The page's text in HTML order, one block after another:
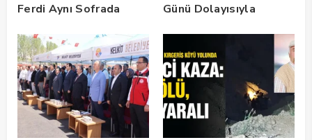
Ferdi Aynı Sofrada
Günü Dolayısıyla
Gerçekleştirildi